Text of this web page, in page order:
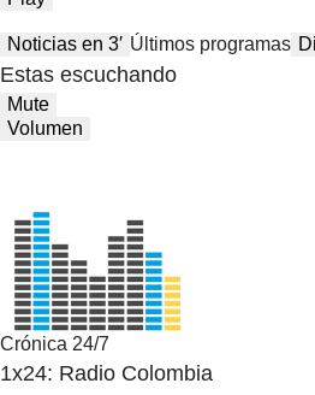
Noticias en 3′ Últimos programas
Estas escuchando
Mute
Volumen
Crónica 24/7
1x24: Radio Colombia